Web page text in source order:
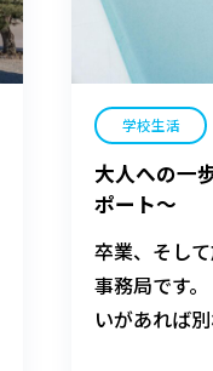
学校生活
大人への一
ポート～
卒業、そし
事務局です
いがあれば